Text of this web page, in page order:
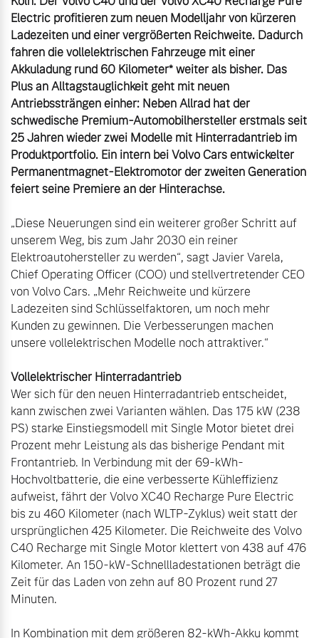
Electric profitieren zum neuen Modelljahr von kürzeren
Ladezeiten und einer vergrößerten Reichweite. Dadurch
fahren die vollelektrischen Fahrzeuge mit einer
Akkuladung rund 60 Kilometer* weiter als bisher. Das
Plus an Alltagstauglichkeit geht mit neuen
Antriebssträngen einher: Neben Allrad hat der
schwedische Premium-Automobilhersteller erstmals seit
25 Jahren wieder zwei Modelle mit Hinterradantrieb im
Produktportfolio. Ein intern bei Volvo Cars entwickelter
Permanentmagnet-Elektromotor der zweiten Generation
feiert seine Premiere an der Hinterachse.
„Diese Neuerungen sind ein weiterer großer Schritt auf
unserem Weg, bis zum Jahr 2030 ein reiner
Elektroautohersteller zu werden“, sagt Javier Varela,
Chief Operating Officer (COO) und stellvertretender CEO
von Volvo Cars. „Mehr Reichweite und kürzere
Ladezeiten sind Schlüsselfaktoren, um noch mehr
Kunden zu gewinnen. Die Verbesserungen machen
unsere vollelektrischen Modelle noch attraktiver.“
Vollelektrischer Hinterradantrieb
Wer sich für den neuen Hinterradantrieb entscheidet,
kann zwischen zwei Varianten wählen. Das 175 kW (238
PS) starke Einstiegsmodell mit Single Motor bietet drei
Prozent mehr Leistung als das bisherige Pendant mit
Frontantrieb. In Verbindung mit der 69-kWh-
Hochvoltbatterie, die eine verbesserte Kühleffizienz
aufweist, fährt der Volvo XC40 Recharge Pure Electric
bis zu 460 Kilometer (nach WLTP-Zyklus) weit statt der
ursprünglichen 425 Kilometer. Die Reichweite des Volvo
C40 Recharge mit Single Motor klettert von 438 auf 476
Kilometer. An 150-kW-Schnellladestationen beträgt die
Zeit für das Laden von zehn auf 80 Prozent rund 27
Minuten.
In Kombination mit dem größeren 82-kWh-Akku kommt